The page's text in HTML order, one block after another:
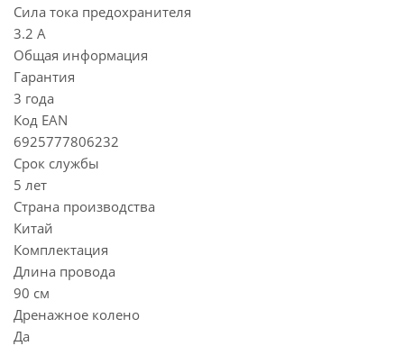
Сила тока предохранителя
3.2 А
Общая информация
Гарантия
3 года
Код EAN
6925777806232
Срок службы
5 лет
Страна производства
Китай
Комплектация
Длина провода
90 см
Дренажное колено
Да